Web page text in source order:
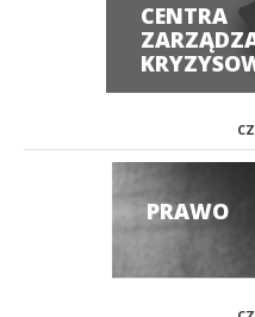
CENTRA
PRAWO